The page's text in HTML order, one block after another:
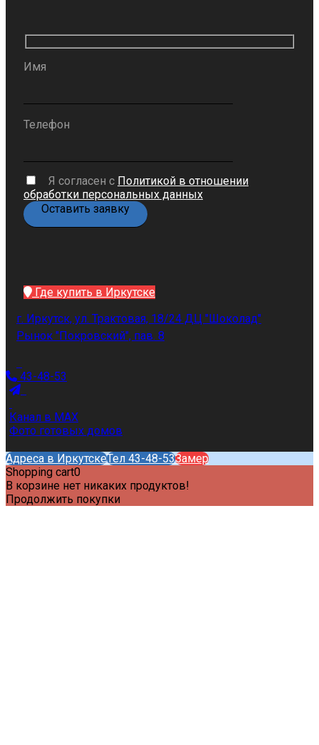
Имя
Телефон
Я согласен с Политикой в отношении
обработки персональных данных
Где купить в Иркутске
г. Иркутск, ул. Трактовая, 18/24 ДЦ "Шоколад"
Рынок "Покровский", пав. 8
43-48-53
Канал в MAX
Фото готовых домов
Адреса в ИркутскеТел 43-48-53Замер
Shopping cart0
В корзине нет никаких продуктов!
Продолжить покупки